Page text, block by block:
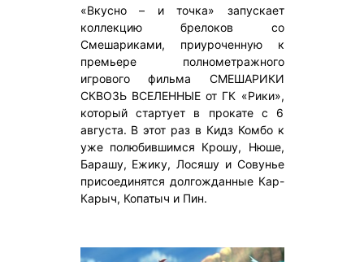
«Вкусно – и точка» запускает
коллекцию брелоков со
Смешариками, приуроченную к
премьере полнометражного
игрового фильма СМЕШАРИКИ
СКВОЗЬ ВСЕЛЕННЫЕ от ГК «Рики»,
который стартует в прокате с 6
августа. В этот раз в Кидз Комбо к
уже полюбившимся Крошу, Нюше,
Барашу, Ежику, Лосяшу и Совунье
присоединятся долгожданные Кар-
Карыч, Копатыч и Пин.